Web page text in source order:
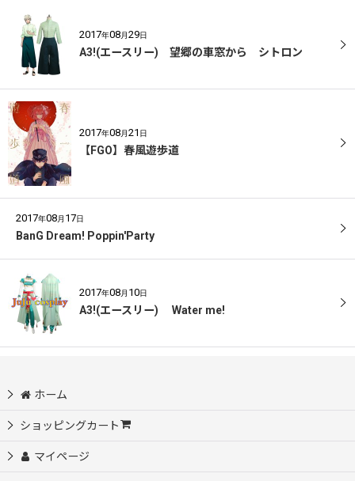
2017年08月29日
A3!(エースリー) 望郷の車窓から シトロン
2017年08月21 日
【FGO】春風遊歩道
2017年08月 17日
BanG Dream! Poppin'Party
2017年08月 10日
A3!(エースリー) Water me!
ホーム
ショッピングカート
マイページ